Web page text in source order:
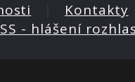
Kontakty
- hlášení